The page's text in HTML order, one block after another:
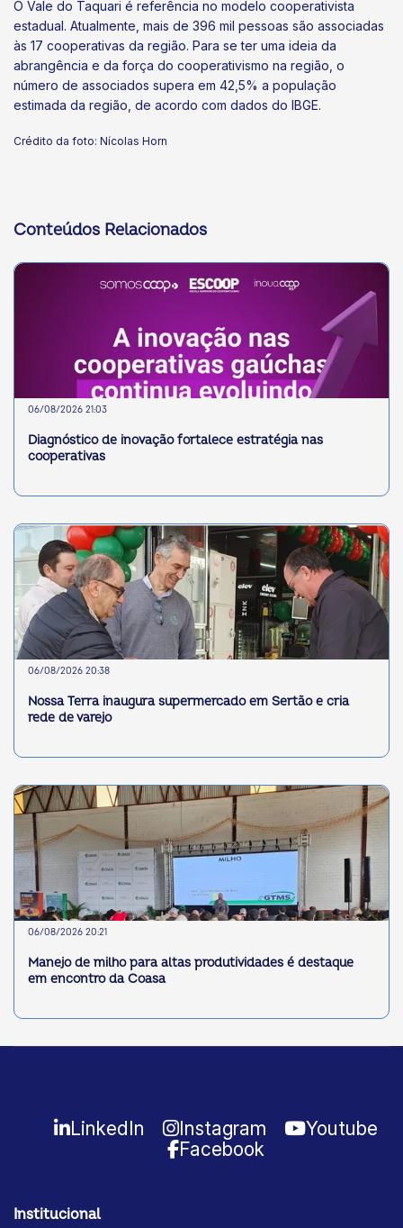
O Vale do Taquari é referência no modelo cooperativista
estadual. Atualmente, mais de 396 mil pessoas são associadas
às 17 cooperativas da região. Para se ter uma ideia da
abrangência e da força do cooperativismo na região, o
número de associados supera em 42,5% a população
estimada da região, de acordo com dados do IBGE.
Crédito da foto: Nícolas Horn
Conteúdos Relacionados
06/08/2026 21:03
Diagnóstico de inovação fortalece estratégia nas
cooperativas
06/08/2026 20:38
Nossa Terra inaugura supermercado em Sertão e cria
rede de varejo
06/08/2026 20:21
Manejo de milho para altas produtividades é destaque
em encontro da Coasa
LinkedIn Instagram
Youtube
Facebook
Institucional